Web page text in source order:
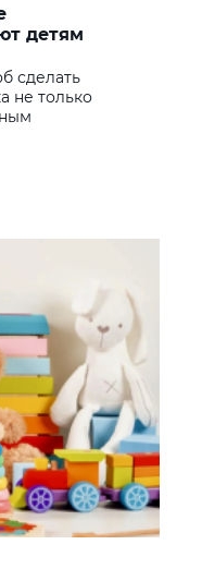
детям
сделать
не только